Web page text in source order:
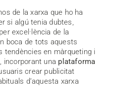
de la xarxa que ho ha
si algú tenia dubtes,
excel·lència de la
boca de tots aquests
tendències en màrqueting i
incorporant una plataforma
crear publicitat
d’aquesta xarxa